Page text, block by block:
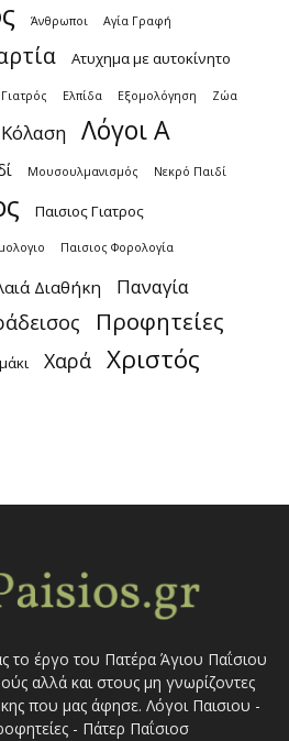
Άνθρωποι Αγία Γραφή
Ατυχημα με αυτοκίνητο
Γιατρός Ελπίδα Εξομολόγηση Ζώα
Κόλαση Λόγοι Α
Μουσουλμανισμός Νεκρό Παιδί
Παισιος Γιατρος
Παισιος Φορολογία
Διαθήκη Παναγία
Προφητείες
Χαρά Χριστός
το έργο του Πατέρα Άγιου Παΐσιου
αλλά και στους μη γνωρίζοντες
που μας άφησε. Λόγοι Παισιου -
- Πάτερ Παΐσιοσ